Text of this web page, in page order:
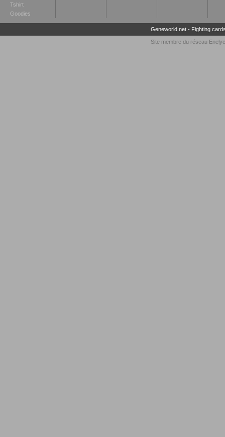
Tshirt
Goodies
Geneworld.net- Fighting
Site membre du réseau Enelye